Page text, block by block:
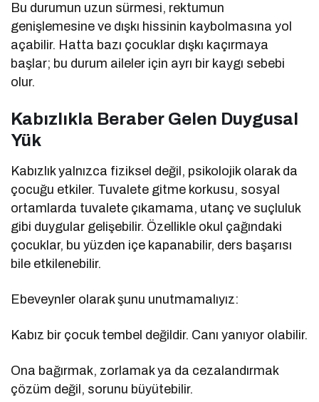
Bu durumun uzun sürmesi, rektumun
genişlemesine ve dışkı hissinin kaybolmasına yol
açabilir. Hatta bazı çocuklar dışkı kaçırmaya
başlar; bu durum aileler için ayrı bir kaygı sebebi
olur.
Kabızlıkla Beraber Gelen Duygusal
Yük
Kabızlık yalnızca fiziksel değil, psikolojik olarak da
çocuğu etkiler. Tuvalete gitme korkusu, sosyal
ortamlarda tuvalete çıkamama, utanç ve suçluluk
gibi duygular gelişebilir. Özellikle okul çağındaki
çocuklar, bu yüzden içe kapanabilir, ders başarısı
bile etkilenebilir.
Ebeveynler olarak şunu unutmamalıyız:
Kabız bir çocuk tembel değildir. Canı yanıyor olabilir.
Ona bağırmak, zorlamak ya da cezalandırmak
çözüm değil, sorunu büyütebilir.